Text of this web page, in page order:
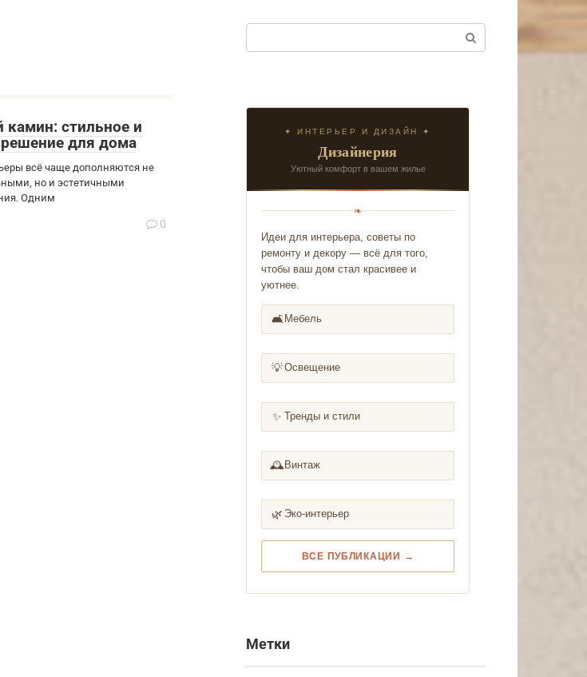
камин: стильное и
для дома
всё чаще дополняются не
но и эстетичными
Одним
0
✦ ИНТЕРЬЕР И ДИЗАЙН ✦
Дизайнерия
Уютный комфорт в вашем жилье
❧
Идеи для интерьера, советы по
ремонту и декору — всё для того,
чтобы ваш дом стал красивее и
уютнее.
🛋️ Мебель
💡Освещение
✨ Тренды и стили
🕰️ Винтаж
🌿 Эко-интерьер
ВСЕ ПУБЛИКАЦИИ →
Метки